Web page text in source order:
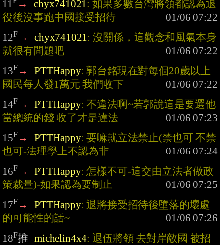
11 → chyx741021: 如果多數台灣將領都認為退
役後沒事跑中國接受招待
12F → chyx741021: 沒關係，這觀念和風氣本身
就很有問題吧
13F → PTTHappy: 郭台銘現在對每個20歲以上
國民每人發1萬元 我們收下
14F → PTTHappy: 不違法啊~若郭說這是要選他
當總統的錢 收了才是違法
15F → PTTHappy: 要嘛就立法禁止(禁也可 不禁
也可-法理學上不認為非
16F → PTTHappy: 怎樣不可-這交由立法者做政
策裁量)-如果認為要制止
17F → PTTHappy: 退將接受招待後墮落的壞處
的可能性的話~
18F推 michelin4x4: 退伍將領 去對岸敵國 被招